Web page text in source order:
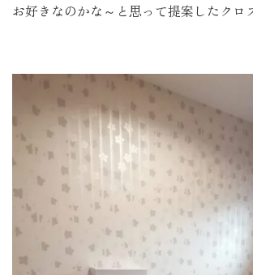
お好きなのかな～と思って提案したクロ